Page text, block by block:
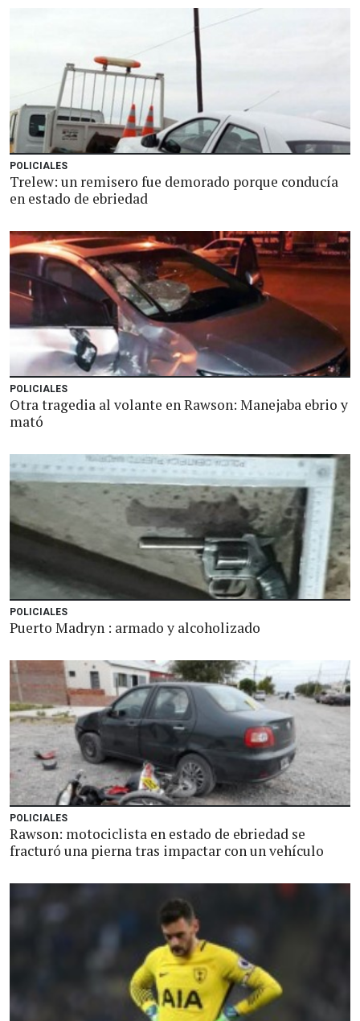
POLICIALES
Trelew: un remisero fue demorado porque conducía
en estado de ebriedad
POLICIALES
Otra tragedia al volante en Rawson: Manejaba ebrio y
mató
POLICIALES
Puerto Madryn : armado y alcoholizado
POLICIALES
Rawson: motociclista en estado de ebriedad se
fracturó una pierna tras impactar con un vehículo